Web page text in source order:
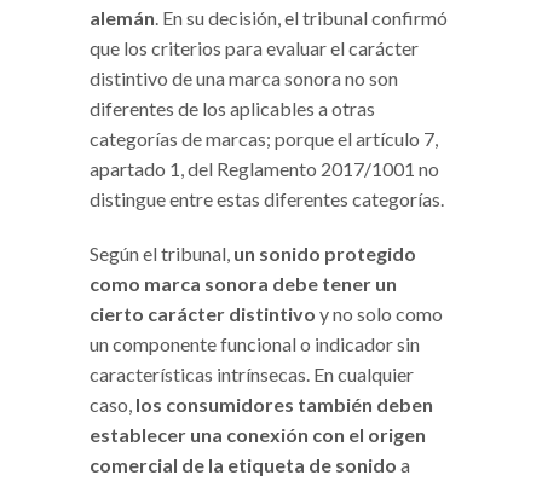
alemán. En su decisión, el tribunal confirmó
que los criterios para evaluar el carácter
distintivo de una marca sonora no son
diferentes de los aplicables a otras
categorías de marcas; porque el artículo 7,
apartado 1, del Reglamento 2017/1001 no
distingue entre estas diferentes categorías.
Según el tribunal, un sonido protegido
como marca sonora debe tener un
cierto carácter distintivo y no solo como
un componente funcional o indicador sin
características intrínsecas. En cualquier
caso, los consumidores también deben
establecer una conexión con el origen
comercial de la etiqueta de sonido a